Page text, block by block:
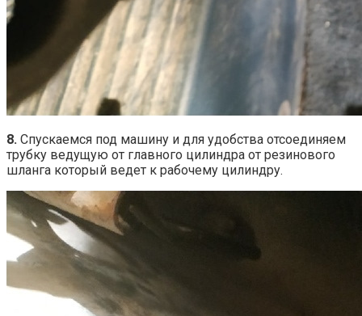
8. Спускаемся под машину и для удобства отсоединяем
трубку ведущую от главного цилиндра от резинового
шланга который ведет к рабочему цилиндру.